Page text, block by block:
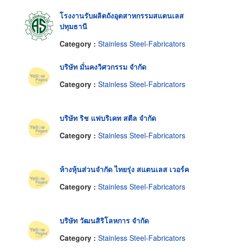
โรงงานรับผลิตถังอุตสาหกรรมสแตนเลส
ปทุมธานี
Category : Stainless Steel-Fabricators
บริษัท มั่นคงวิศวกรรม จำกัด
Category : Stainless Steel-Fabricators
บริษัท ริช แฟบริเคท สตีล จำกัด
Category : Stainless Steel-Fabricators
ห้างหุ้นส่วนจำกัด ไทยรุ่ง สแตนเลส เวอร์ค
Category : Stainless Steel-Fabricators
บริษัท วัฒนสิริโลหการ จำกัด
Category : Stainless Steel-Fabricators